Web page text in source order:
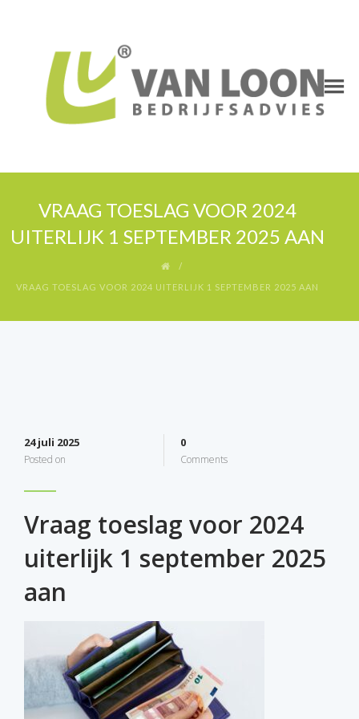
VRAAG TOESLAG VOOR 2024
UITERLIJK 1 SEPTEMBER 2025 AAN
VRAAG TOESLAG VOOR 2024 UITERLIJK 1 SEPTEMBER 2025 AAN
24 juli 2025
Posted on
0
Comments
Vraag toeslag voor 2024
uiterlijk 1 september 2025
aan